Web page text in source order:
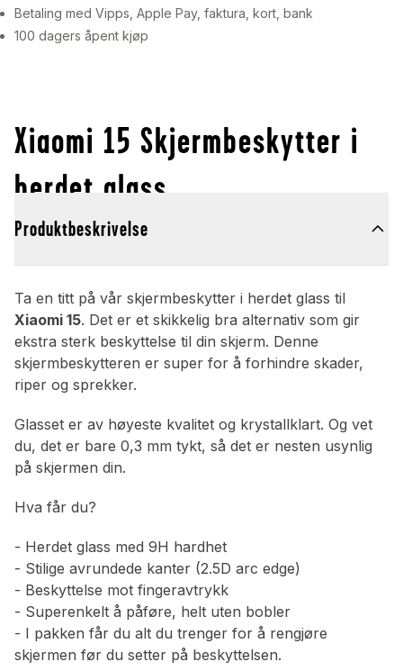
Betaling med Vipps, Apple Pay, faktura, kort, bank
100 dagers åpent kjøp
Xiaomi 15 Skjermbeskytter i
herdet glass
Produktbeskrivelse
Ta en titt på vår skjermbeskytter i herdet glass til
Xiaomi 15. Det er et skikkelig bra alternativ som gir
ekstra sterk beskyttelse til din skjerm. Denne
skjermbeskytteren er super for å forhindre skader,
riper og sprekker.
Glasset er av høyeste kvalitet og krystallklart. Og vet
du, det er bare 0,3 mm tykt, så det er nesten usynlig
på skjermen din.
Hva får du?
- Herdet glass med 9H hardhet
- Stilige avrundede kanter (2.5D arc edge)
- Beskyttelse mot fingeravtrykk
- Superenkelt å påføre, helt uten bobler
- I pakken får du alt du trenger for å rengjøre
skjermen før du setter på beskyttelsen.